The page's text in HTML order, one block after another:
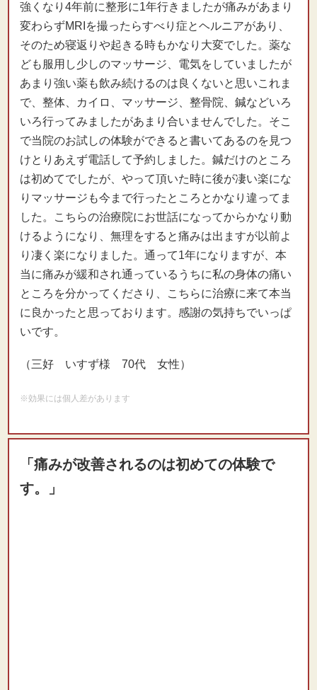
強くなり4年前に整形に1年行きましたが痛みがあまり
変わらずMRIを撮ったらすべり症とヘルニアがあり、
そのため寝返りや起きる時もかなり大変でした。薬な
ども服用し少しのマッサージ、電気をしていましたが
あまり強い薬も飲み続けるのは良くないと思いこれま
で、整体、カイロ、マッサージ、整骨院、鍼などいろ
いろ行ってみましたがあまり合いませんでした。そこ
で当院のお試しの体験ができると書いてあるのを見つ
けとりあえず電話して予約しました。鍼だけのところ
は初めてでしたが、やって頂いた時に後が凄い楽にな
りマッサージも今まで行ったところとかなり違ってま
した。こちらの治療院にお世話になってからかなり動
けるようになり、無理をすると痛みは出ますが以前よ
り凄く楽になりました。通って1年になりますが、本
当に痛みが緩和され通っているうちに私の身体の痛い
ところを分かってくださり、こちらに治療に来て本当
に良かったと思っております。感謝の気持ちでいっぱ
いです。
（三好 いすず様 70代 女性）
※効果には個人差があります
「痛みが改善されるのは初めての体験で
す。」